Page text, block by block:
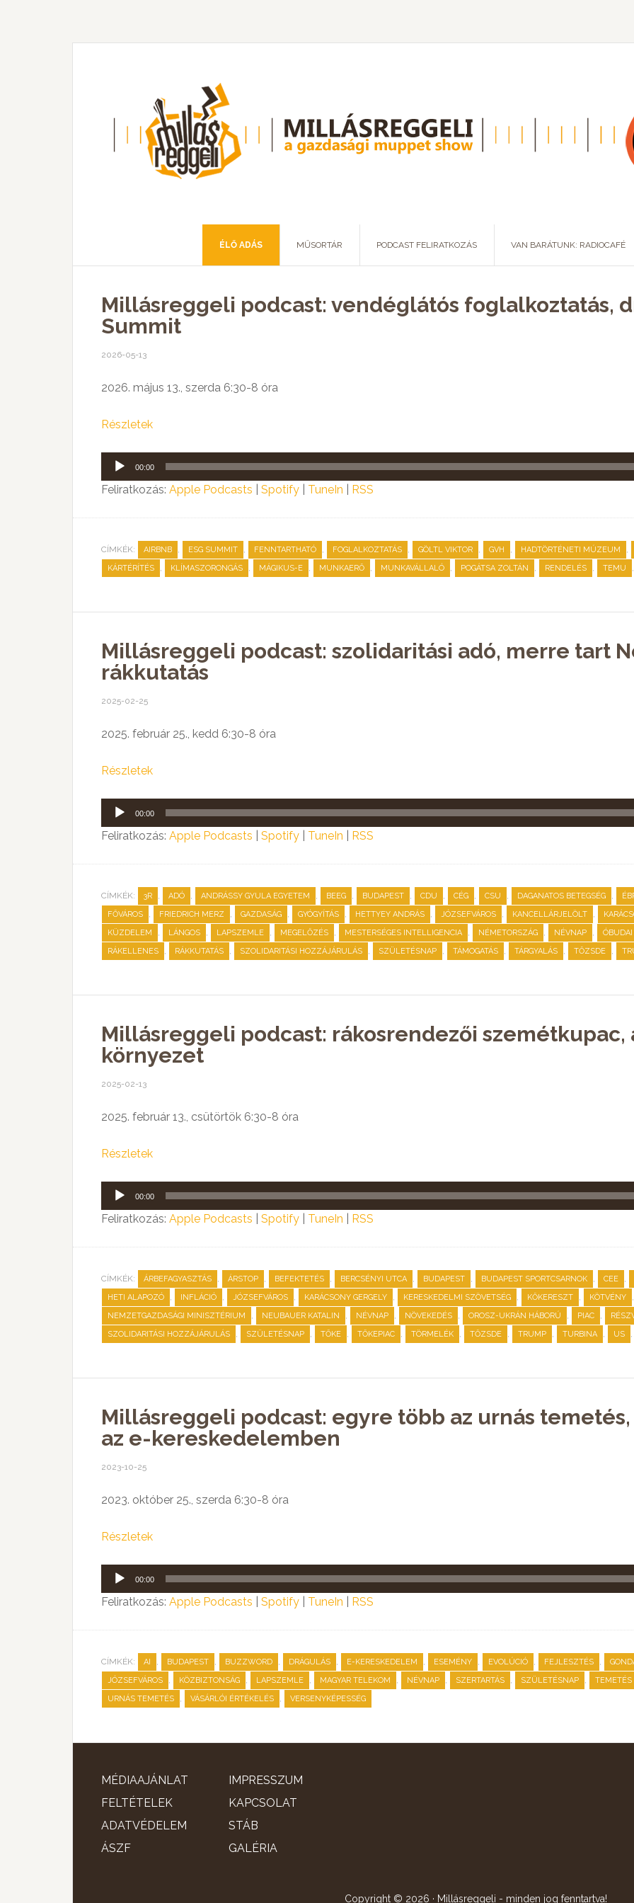
ÉLŐ ADÁS MŰSORTÁR PODCAST FELIRATKOZÁS VAN BARÁTUNK: RADIOCAFÉ
Millásreggeli podcast: vendéglátós foglalkoztatás,
Summit
2026-05-13
2026. május 13., szerda 6:30-8 óra
Részletek
Audió
lejátszó
00:00
Feliratkozás: Apple Podcasts Spotify TuneIn RSS
CÍMKÉK: AIRBNB , ESG SUMMIT , FENNTARTHATÓ , FOGLALKOZTATÁS , GÖLTL VIKTOR , GVH , HADTÖRTÉNETI MÚZEUM ,
KÁRTÉRÍTÉS , KLÍMASZORONGÁS , MÁGIKUS-E , MUNKAERŐ , MUNKAVÁLLALÓ , POGÁTSA ZOLTÁN , RENDELÉS , TEMU ,
Millásreggeli podcast: szolidaritási adó, merre tart
rákkutatás
2025-02-25
2025. február 25., kedd 6:30-8 óra
Részletek
Audió
lejátszó
00:00
Feliratkozás: Apple Podcasts Spotify TuneIn RSS
CÍMKÉK: 3R , ADÓ , ANDRÁSSY GYULA EGYETEM , BEEG , BUDAPEST , CDU , CÉG , CSU , DAGANATOS BETEGSÉG ,
FŐVÁROS , FRIEDRICH MERZ , GAZDASÁG , GYÓGYÍTÁS , HETTYEY ANDRÁS , JÓZSEFVÁROS , KANCELLÁRJELÖLT ,
KÜZDELEM , LÁNGOS , LAPSZEMLE , MEGELŐZÉS , MESTERSÉGES INTELLIGENCIA , NÉMETORSZÁG , NÉVNAP , ÓBUDAI
RÁKELLENES , RÁKKUTATÁS , SZOLIDARITÁSI HOZZÁJÁRULÁS , SZÜLETÉSNAP , TÁMOGATÁS , TÁRGYALÁS , TŐZSDE ,
Millásreggeli podcast: rákosrendezői
környezet
2025-02-13
2025. február 13., csütörtök 6:30-8 óra
Részletek
Audió
lejátszó
00:00
Feliratkozás: Apple Podcasts Spotify TuneIn RSS
CÍMKÉK: ÁRBEFAGYASZTÁS , ÁRSTOP , BEFEKTETÉS , BERCSÉNYI UTCA , BUDAPEST , BUDAPEST SPORTCSARNOK , CEE ,
HETI ALAPOZÓ , INFLÁCIÓ , JÓZSEFVÁROS , KARÁCSONY GERGELY , KERESKEDELMI SZÖVETSÉG , KŐKERESZT , KÖTVÉNY ,
NEMZETGAZDASÁGI MINISZTÉRIUM , NEUBAUER KATALIN , NÉVNAP , NÖVEKEDÉS , OROSZ-UKRÁN HÁBORÚ , PIAC ,
SZOLIDARITÁSI HOZZÁJÁRULÁS , SZÜLETÉSNAP , TŐKE , TŐKEPIAC , TÖRMELÉK , TŐZSDE , TRUMP , TURBINA , US ,
Millásreggeli podcast: egyre több az urnás
az e-kereskedelemben
2023-10-25
2023. október 25., szerda 6:30-8 óra
Részletek
Audió
lejátszó
00:00
Feliratkozás: Apple Podcasts Spotify TuneIn RSS
CÍMKÉK: AI , BUDAPEST , BUZZWORD , DRÁGULÁS , E-KERESKEDELEM , ESEMÉNY , EVOLÚCIÓ , FEJLESZTÉS ,
JÓZSEFVÁROS , KÖZBIZTONSÁG , LAPSZEMLE , MAGYAR TELEKOM , NÉVNAP , SZERTARTÁS , SZÜLETÉSNAP , TEMETÉS
URNÁS TEMETÉS , VÁSÁRLÓI ÉRTÉKELÉS , VERSENYKÉPESSÉG
MÉDIAAJÁNLAT
FELTÉTELEK
ADATVÉDELEM
ÁSZF
IMPRESSZUM
KAPCSOLAT
STÁB
GALÉRIA
Copyright © 2026 · Millásreggeli - minden jog fenntartva!